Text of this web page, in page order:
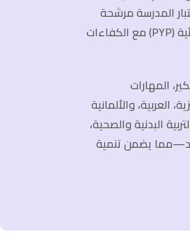
المدرسة مرشحة
لبرنامج البكالوريا الدولية، ندمج فلسفة برنامج السنوات الابتدائية (PYP) مع الكفاءات
المهارات
العربية، والألمانية
التربية البدنية والصحية،
يضمن تنمية